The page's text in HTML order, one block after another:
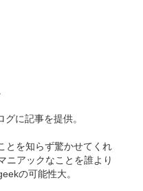
に記事を提供。
とを知らず驚かせてくれ
ニアックなことを誰より
の可能性大。